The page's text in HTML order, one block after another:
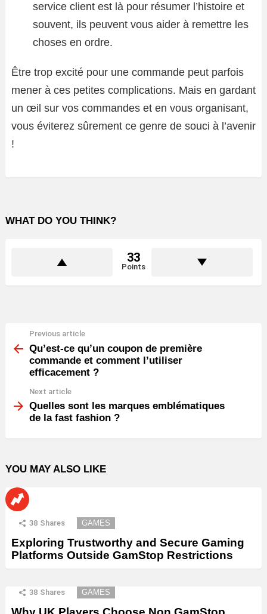
service client est là pour résumer l’histoire et
souvent, ils peuvent vous aider à remettre les
choses en ordre.
Être trop excité pour une commande peut parfois
mener à ces petites complications. Mais en gardant
un œil sur vos commandes et en vous organisant,
vous éviterez sûrement ce genre de souci à l’avenir
!
WHAT DO YOU THINK?
33
Points
more
Previous article
Qu’est-ce qu’un coupon de première
commande et comment l’utiliser
efficacement ?
Next article
Quelles sont les marques emblématiques
de la fast fashion ?
YOU MAY ALSO LIKE
38 Shares GAMES
Exploring Trustworthy and Secure Gaming
Platforms Outside GamStop Restrictions
38 Shares GAMES